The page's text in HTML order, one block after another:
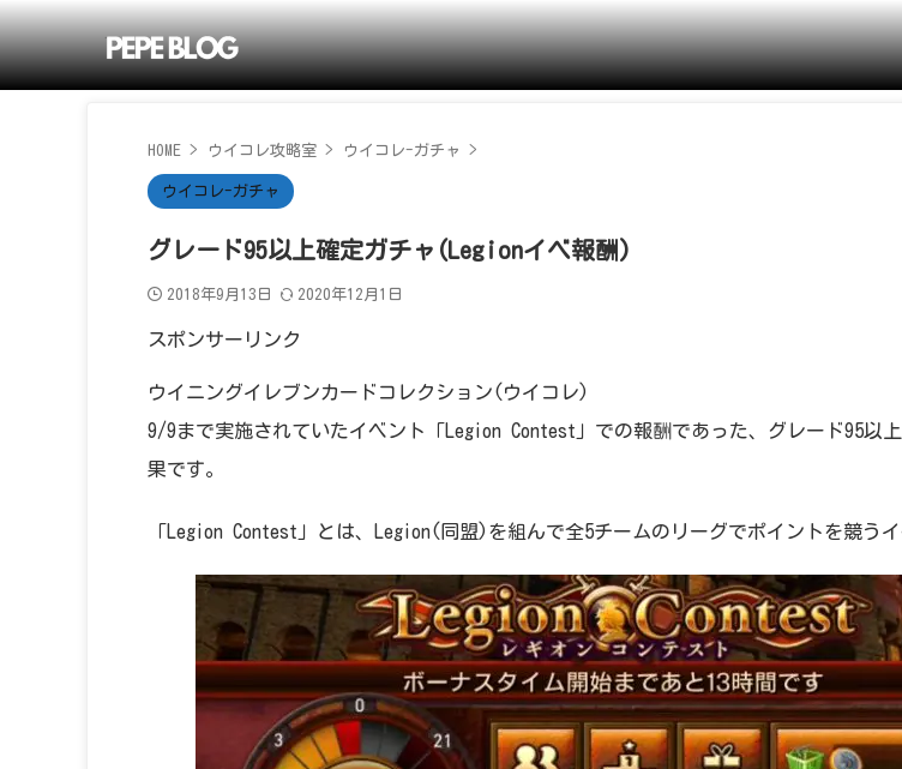
HOME > ウイコレ攻略室 > ウイコレ-ガチャ >
ウイコレ-ガチャ
グレード95以上確定ガチャ(Legionイベ報酬)
2018年9月13日 2020年12月1日
スポンサーリンク
ウイニングイレブンカードコレクション(ウイコレ)
9/9まで実施されていたイベント「Legion Contest」での報酬であった、グレード95以
果です。
「Legion Contest」とは、Legion(同盟)を組んで全5チームのリーグでポイントを競うイ